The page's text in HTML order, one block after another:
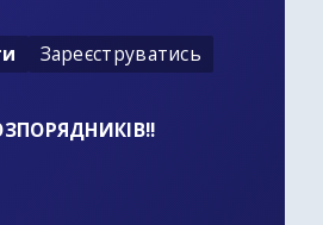
Зареєструватись